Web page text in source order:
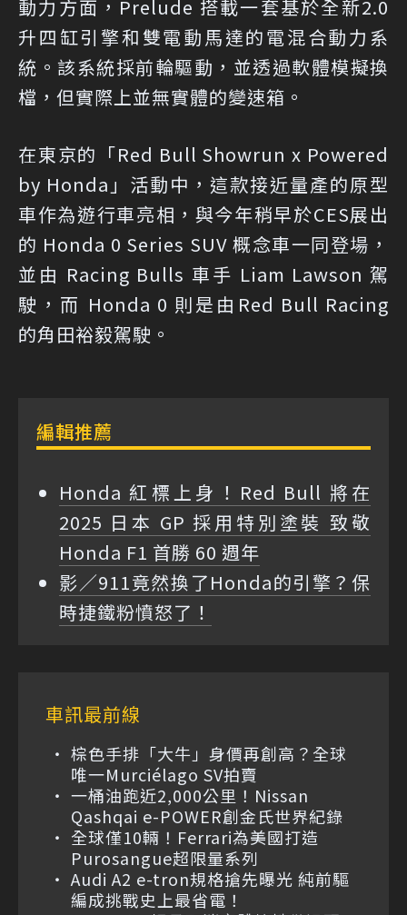
動力方面，Prelude 搭載一套基於全新2.0
升四缸引擎和雙電動馬達的電混合動力系
統。該系統採前輪驅動，並透過軟體模擬換
檔，但實際上並無實體的變速箱。
在東京的「Red Bull Showrun x Powered
by Honda」活動中，這款接近量產的原型
車作為遊行車亮相，與今年稍早於CES展出
的 Honda 0 Series SUV 概念車一同登場，
並由 Racing Bulls 車手 Liam Lawson 駕
駛，而 Honda 0 則是由Red Bull Racing
的角田裕毅駕駛。
編輯推薦
Honda 紅標上身！Red Bull 將在
2025 日本 GP 採用特別塗裝 致敬
Honda F1 首勝 60 週年
影／911竟然換了Honda的引擎？保
時捷鐵粉憤怒了！
車訊最前線
棕色手排「大牛」身價再創高？全球
唯一Murciélago SV拍賣
一桶油跑近2,000公里！Nissan
Qashqai e-POWER創金氏世界紀錄
全球僅10輛！Ferrari為美國打造
Purosangue超限量系列
Audi A2 e-tron規格搶先曝光 純前驅
編成挑戰史上最省電！